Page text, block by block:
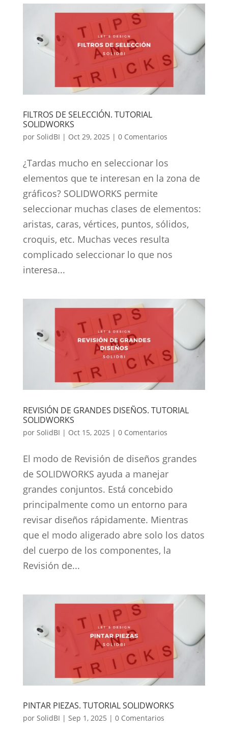
FILTROS DE SELECCIÓN. TUTORIAL
SOLIDWORKS
por SolidBI | Oct 29, 2025 | 0 Comentarios
¿Tardas mucho en seleccionar los
elementos que te interesan en la zona de
gráficos? SOLIDWORKS permite
seleccionar muchas clases de elementos:
aristas, caras, vértices, puntos, sólidos,
croquis, etc. Muchas veces resulta
complicado seleccionar lo que nos
interesa...
REVISIÓN DE GRANDES DISEÑOS. TUTORIAL
SOLIDWORKS
por SolidBI | Oct 15, 2025 | 0 Comentarios
El modo de Revisión de diseños grandes
de SOLIDWORKS ayuda a manejar
grandes conjuntos. Está concebido
principalmente como un entorno para
revisar diseños rápidamente. Mientras
que el modo aligerado abre solo los datos
del cuerpo de los componentes, la
Revisión de...
PINTAR PIEZAS. TUTORIAL SOLIDWORKS
por SolidBI | Sep 1, 2025 | 0 Comentarios